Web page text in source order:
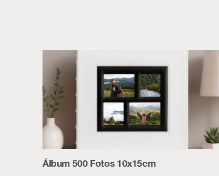
Álbum 500 Fotos 10x15cm